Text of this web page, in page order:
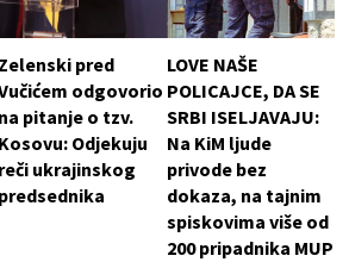
Zelenski pred
odgovorio
na pitanje o tzv.
Kosovu: Odjekuju
reči ukrajinskog
predsednika
LOVE NAŠE
POLICAJCE, DA SE
SRBI ISELJAVAJU:
Na KiM ljude
privode bez
dokaza, na tajnim
spiskovima više od
200 pripadnika MUP